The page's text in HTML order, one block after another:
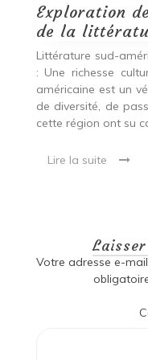
Lire la suite
Votre adresse e-